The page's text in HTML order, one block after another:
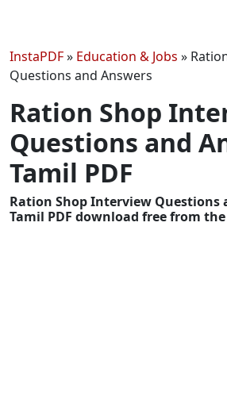
InstaPDF» Education & Jobs »
Questions and Answers
Ration Shop
Questions and
Tamil PDF
Ration Shop Interview Questions
Tamil PDF download free from